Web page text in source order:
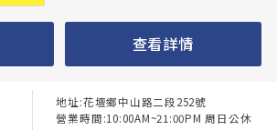
查看詳情
地址:花壇鄉中山路二段252號
營業時間:10:00AM~21:00PM 周日公休